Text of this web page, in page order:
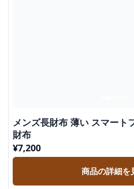
メンズ長財布 薄い スマート
財布
¥7,200
商品の詳細を